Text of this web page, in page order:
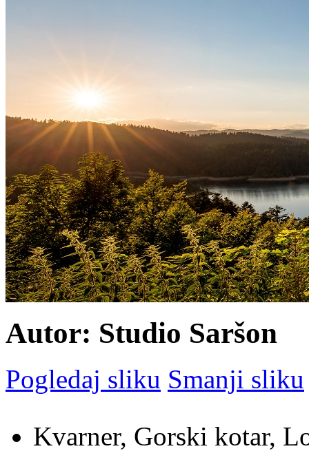
Autor: Studio Saršon
Pogledaj sliku Smanji sliku
Kvarner, Gorski kotar,